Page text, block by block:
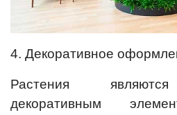
4. Декоративное
Растения
декоративным